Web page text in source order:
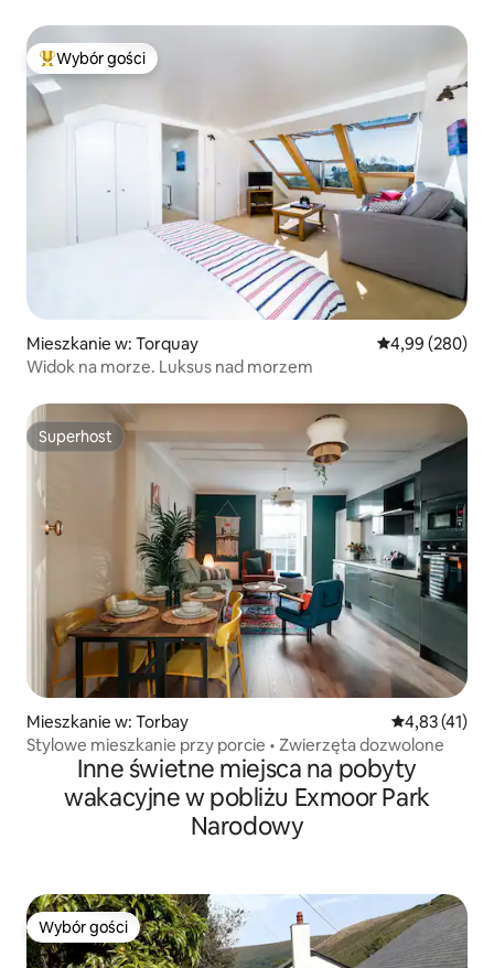
Najpopularniejsze z kategorii Wybór gości
Wybór gości
Mieszkanie w: Torquay Średnia
4,99 (280)
Widok na morze. Luksus nad morzem
Superhost
Superhost
Mieszkanie w: Torbay Średnia
4,83 (41)
Stylowe mieszkanie przy porcie • Zwierzęta dozwolone
Inne świetne miejsca na pobyty
wakacyjne w pobliżu Exmoor Park
Narodowy
Wybór gości
Wybór gości